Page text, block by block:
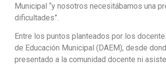
Municipal “y nosotros necesitábamos una
dificultades”.
Entre los puntos planteados por los
de Educación Municipal (DAEM), desde
presentado a la comunidad docente ni